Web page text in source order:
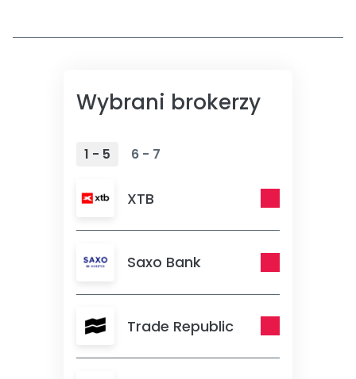
Wybrani brokerzy
1 - 5 6 - 7
XTB
Saxo Bank
Trade Republic